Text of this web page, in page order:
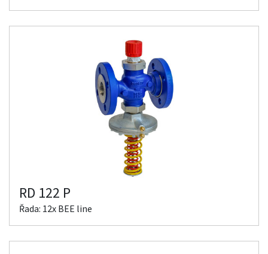
RD 122 P
Řada: 12x BEE line